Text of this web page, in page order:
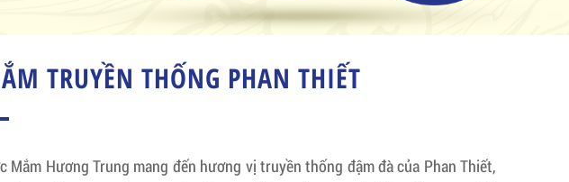
TRUYỀN THỐNG PHAN THIẾT
Mắm Hương Trung mang đến hương vị truyền thống đậm đà của Phan Thiết,